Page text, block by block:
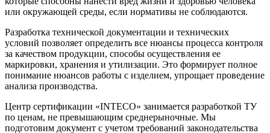
или окружающей среды, если нормативы не соблюдаются.
Разработка технической документации и технических
условий позволяет определить все нюансы процесса контроля
за качеством продукции, способы осуществления ее
маркировки, хранения и утилизации. Это формирует полное
понимание нюансов работы с изделием, упрощает проведение
анализа производства.
Центр сертификации «INTECO» занимается разработкой ТУ
по ценам, не превышающим среднерыночные. Мы
подготовим документ с учетом требований законодательства